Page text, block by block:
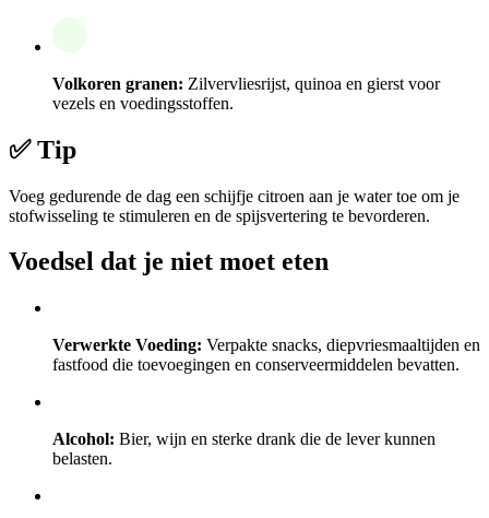
Volkoren granen: Zilvervliesrijst, quinoa en gierst voor
vezels en voedingsstoffen.
✅ Tip
Voeg gedurende de dag een schijfje citroen aan je water toe om je
stofwisseling te stimuleren en de spijsvertering te bevorderen.
Voedsel dat je niet moet eten
Verwerkte Voeding: Verpakte snacks, diepvriesmaaltijden en
fastfood die toevoegingen en conserveermiddelen bevatten.
Alcohol: Bier, wijn en sterke drank die de lever kunnen
belasten.